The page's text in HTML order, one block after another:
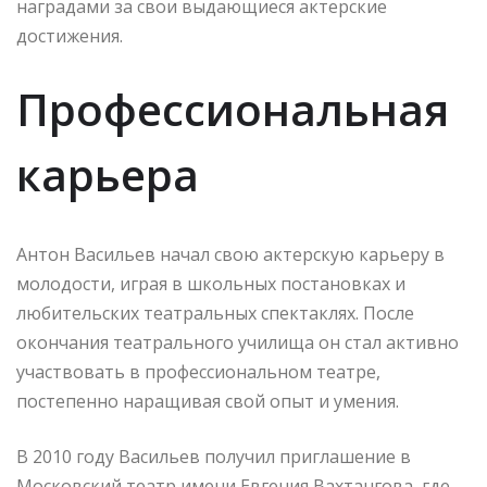
наградами за свои выдающиеся актерские
достижения.
Профессиональная
карьера
Антон Васильев начал свою актерскую карьеру в
молодости, играя в школьных постановках и
любительских театральных спектаклях. После
окончания театрального училища он стал активно
участвовать в профессиональном театре,
постепенно наращивая свой опыт и умения.
В 2010 году Васильев получил приглашение в